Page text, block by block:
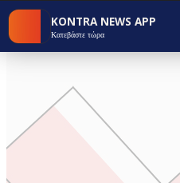
KONTRA NEWS APP
Κατεβάστε τώρα